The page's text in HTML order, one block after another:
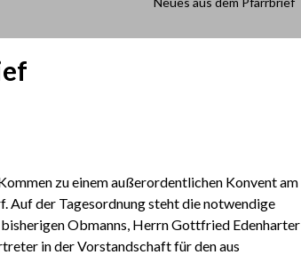
zu einem außerordentlichen Konvent am
Auf der Tagesordnung steht die notwendige
Obmanns, Herrn Gottfried Edenharter
in der Vorstandschaft für den aus